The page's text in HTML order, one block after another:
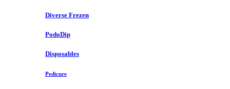
Diverse Frezen
PodoDip
Disposables
Pedicure